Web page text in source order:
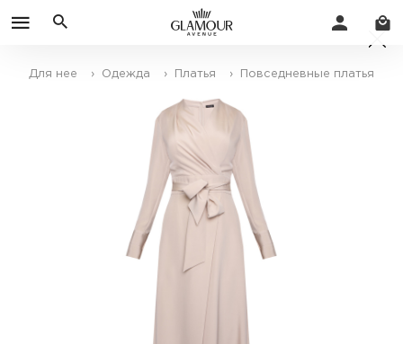
Для нее › Одежда › Платья › Повседневные платья